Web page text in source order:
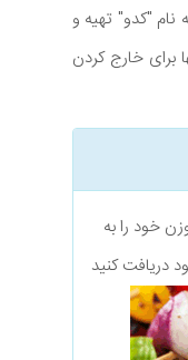
"کدو" تهیه و
برای خارج کردن
خود را به
دریافت کنید